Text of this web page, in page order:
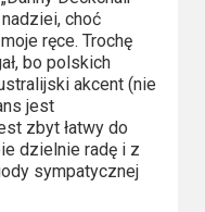
choć
ręce. Trochę
bo polskich
akcent (nie
jest
zbyt łatwy do
dzielnie radę i z
sympatycznej